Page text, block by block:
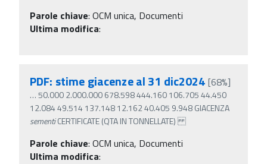
Parole chiave: OCM unica, Documenti
Ultima modifica:
PDF: stime giacenze al 31 dic2024 [68%]
…50.000 2.000.000 678.598 444.160 106.705 44.450
12.084 49.514 137.148 12.162 40.405 9.948 GIACENZA
sementiCERTIFICATE (QTA IN TONNELLATE)
Parole chiave: OCM unica, Documenti
Ultima modifica: